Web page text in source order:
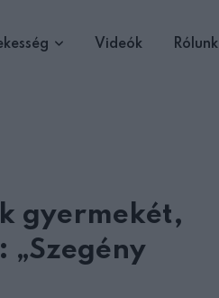
Videók Rólunk
gyermekét,